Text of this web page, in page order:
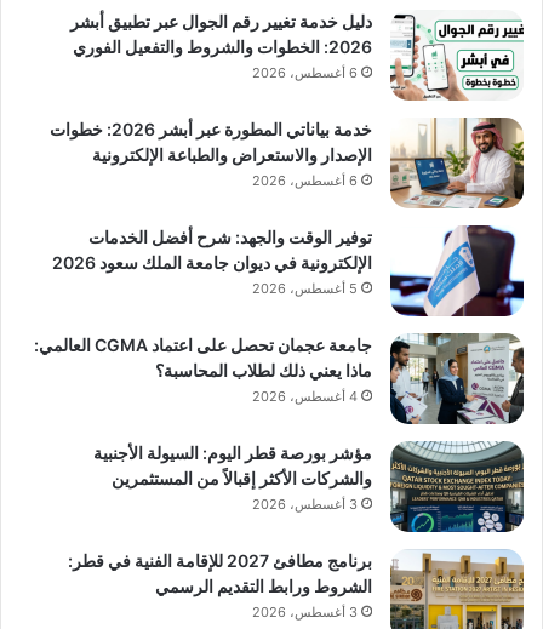
دليل خدمة تغيير رقم الجوال عبر تطبيق أبشر
2026: الخطوات والشروط والتفعيل الفوري
6 أغسطس، 2026
خدمة بياناتي المطورة عبر أبشر 2026: خطوات
الإصدار والاستعراض والطباعة الإلكترونية
6 أغسطس، 2026
توفير الوقت والجهد: شرح أفضل الخدمات
الإلكترونية في ديوان جامعة الملك سعود 2026
5 أغسطس، 2026
جامعة عجمان تحصل على اعتماد CGMA العالمي:
ماذا يعني ذلك لطلاب المحاسبة؟
4 أغسطس، 2026
مؤشر بورصة قطر اليوم: السيولة الأجنبية
والشركات الأكثر إقبالاً من المستثمرين
3 أغسطس، 2026
برنامج مطافئ 2027 للإقامة الفنية في قطر:
الشروط ورابط التقديم الرسمي
3 أغسطس، 2026